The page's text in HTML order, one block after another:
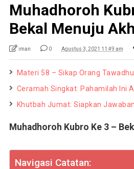
Muhadhoroh
Bekal Menuju
iman 0 Agustus 3, 2021 11:49 am
Materi 58 – Sikap Orang
Ceramah Singkat: Pahamilah Ini
Khutbah Jumat: Siapkan
Muhadhoroh Kubro Ke 3 –
Navigasi Catatan: